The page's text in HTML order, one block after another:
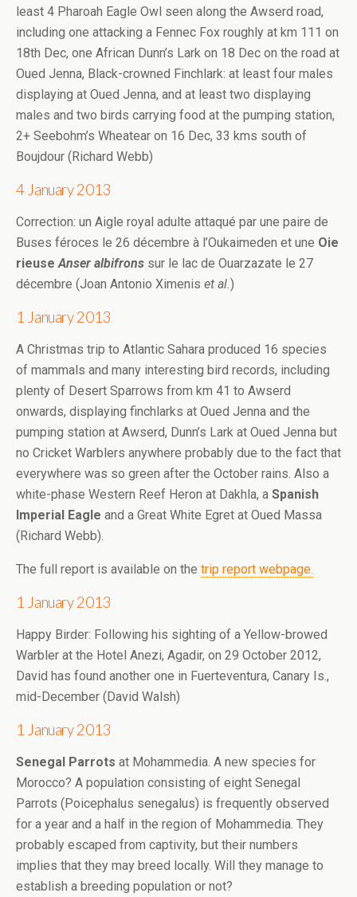
least 4 Pharoah Eagle Owl seen along the Awserd road,
including one attacking a Fennec Fox roughly at km 111 on
18th Dec, one African Dunn’s Lark on 18 Dec on the road at
Oued Jenna, Black-crowned Finchlark: at least four males
displaying at Oued Jenna, and at least two displaying
males and two birds carrying food at the pumping station,
2+ Seebohm’s Wheatear on 16 Dec, 33 kms south of
Boujdour (Richard Webb)
4 January 2013
Correction: un Aigle royal adulte attaqué par une paire de
Buses féroces le 26 décembre à l’Oukaimeden et une Oie
rieuse Anser albifrons sur le lac de Ouarzazate le 27
décembre (Joan Antonio Ximenis et al. )
1 January 2013
A Christmas trip to Atlantic Sahara produced 16 species
of mammals and many interesting bird records, including
plenty of Desert Sparrows from km 41 to Awserd
onwards, displaying finchlarks at Oued Jenna and the
pumping station at Awserd, Dunn’s Lark at Oued Jenna but
no Cricket Warblers anywhere probably due to the fact that
everywhere was so green after the October rains. Also a
white-phase Western Reef Heron at Dakhla, a Spanish
Imperial Eagle and a Great White Egret at Oued Massa
(Richard Webb).
The full report is available on the trip report webpage.
1 January 2013
Happy Birder: Following his sighting of a Yellow-browed
Warbler at the Hotel Anezi, Agadir, on 29 October 2012,
David has found another one in Fuerteventura, Canary Is.,
mid-December (David Walsh)
1 January 2013
Senegal Parrots at Mohammedia. A new species for
Morocco? A population consisting of eight Senegal
Parrots (Poicephalus senegalus) is frequently observed
for a year and a half in the region of Mohammedia. They
probably escaped from captivity, but their numbers
implies that they may breed locally. Will they manage to
establish a breeding population or not?